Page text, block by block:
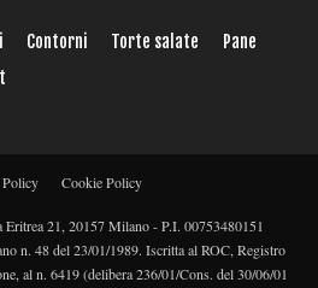
Contorni Torte salate
Pane
Cookie Policy
21, 20157 Milano - P.I. 00753480151
n. 48 del 23/01/1989. Iscritta al ROC, Registro
al n. 6419 (delibera 236/01/Cons. del 30/06/01